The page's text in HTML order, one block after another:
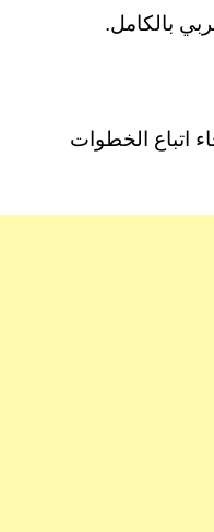
بالكامل.
اتباع الخطوات